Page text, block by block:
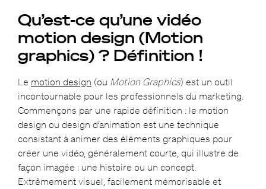
Qu’est-ce qu’une vidéo
motion design (Motion
graphics) ? Définition !
Le motion design (ou Motion Graphics) est un outil
incontournable pour les professionnels du marketing.
Commençons par une rapide définition : le motion
design ou design d’animation est une technique
consistant à animer des éléments graphiques pour
créer une vidéo, généralement courte, qui illustre de
façon imagée : une histoire ou un concept.
Extrêmement visuel, facilement mémorisable et